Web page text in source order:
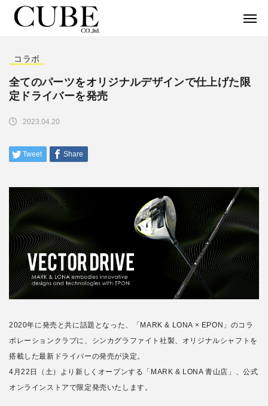
コラボ
全てのパーツをオリジナルデザインで仕上げた限
定ドライバーを発売
2023.04.20
2020年に発売と共に話題となった、「MARK & LONA × EPON」のコラ
ボレーションクラブに、シンカグラファイト社製、オリジナルシャフトを
搭載した最新ドライバーの発売が決定。
4月22日（土）より新しくオープンする「MARK & LONA 青山店」、公式
オンラインストアで限定発売いたします。